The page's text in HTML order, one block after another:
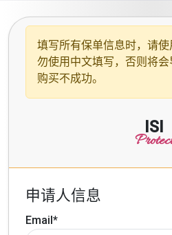
填写所有保单信息时，请使
勿使用中文填写，否则将会
购买不成功。
ISI
申请人信息
Email*